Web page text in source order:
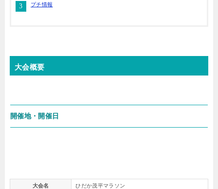
プチ情報
大会概要
開催地・開催日
大会名 ひだか茂平マラソン